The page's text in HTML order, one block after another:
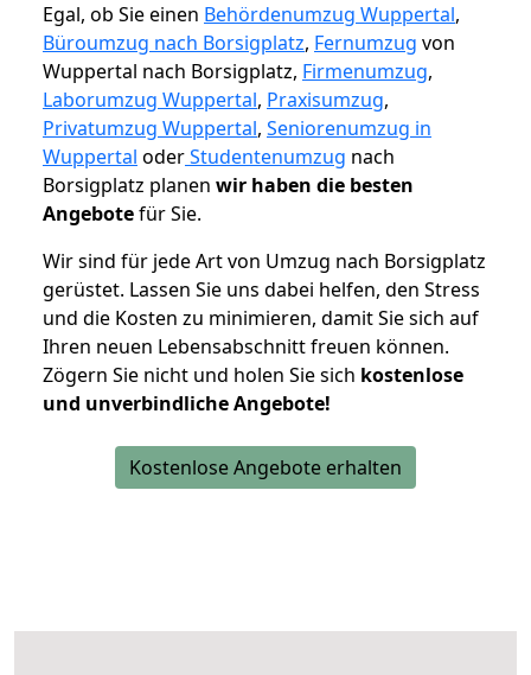
Egal, ob Sie einen Behördenumzug Wuppertal,
Büroumzug nach Borsigplatz, Fernumzug von
Wuppertal nach Borsigplatz, Firmenumzug,
Laborumzug Wuppertal, Praxisumzug,
Privatumzug Wuppertal, Seniorenumzug in
Wuppertal oderStudentenumzug nach
Borsigplatz planen wir haben die besten
Angebotefür Sie.
Wir sind für jede Art von Umzug nach Borsigplatz
gerüstet. Lassen Sie uns dabei helfen, den Stress
und die Kosten zu minimieren, damit Sie sich auf
Ihren neuen Lebensabschnitt freuen können.
Zögern Sie nicht und holen Sie sich kostenlose
und unverbindliche Angebote!
Kostenlose Angebote erhalten